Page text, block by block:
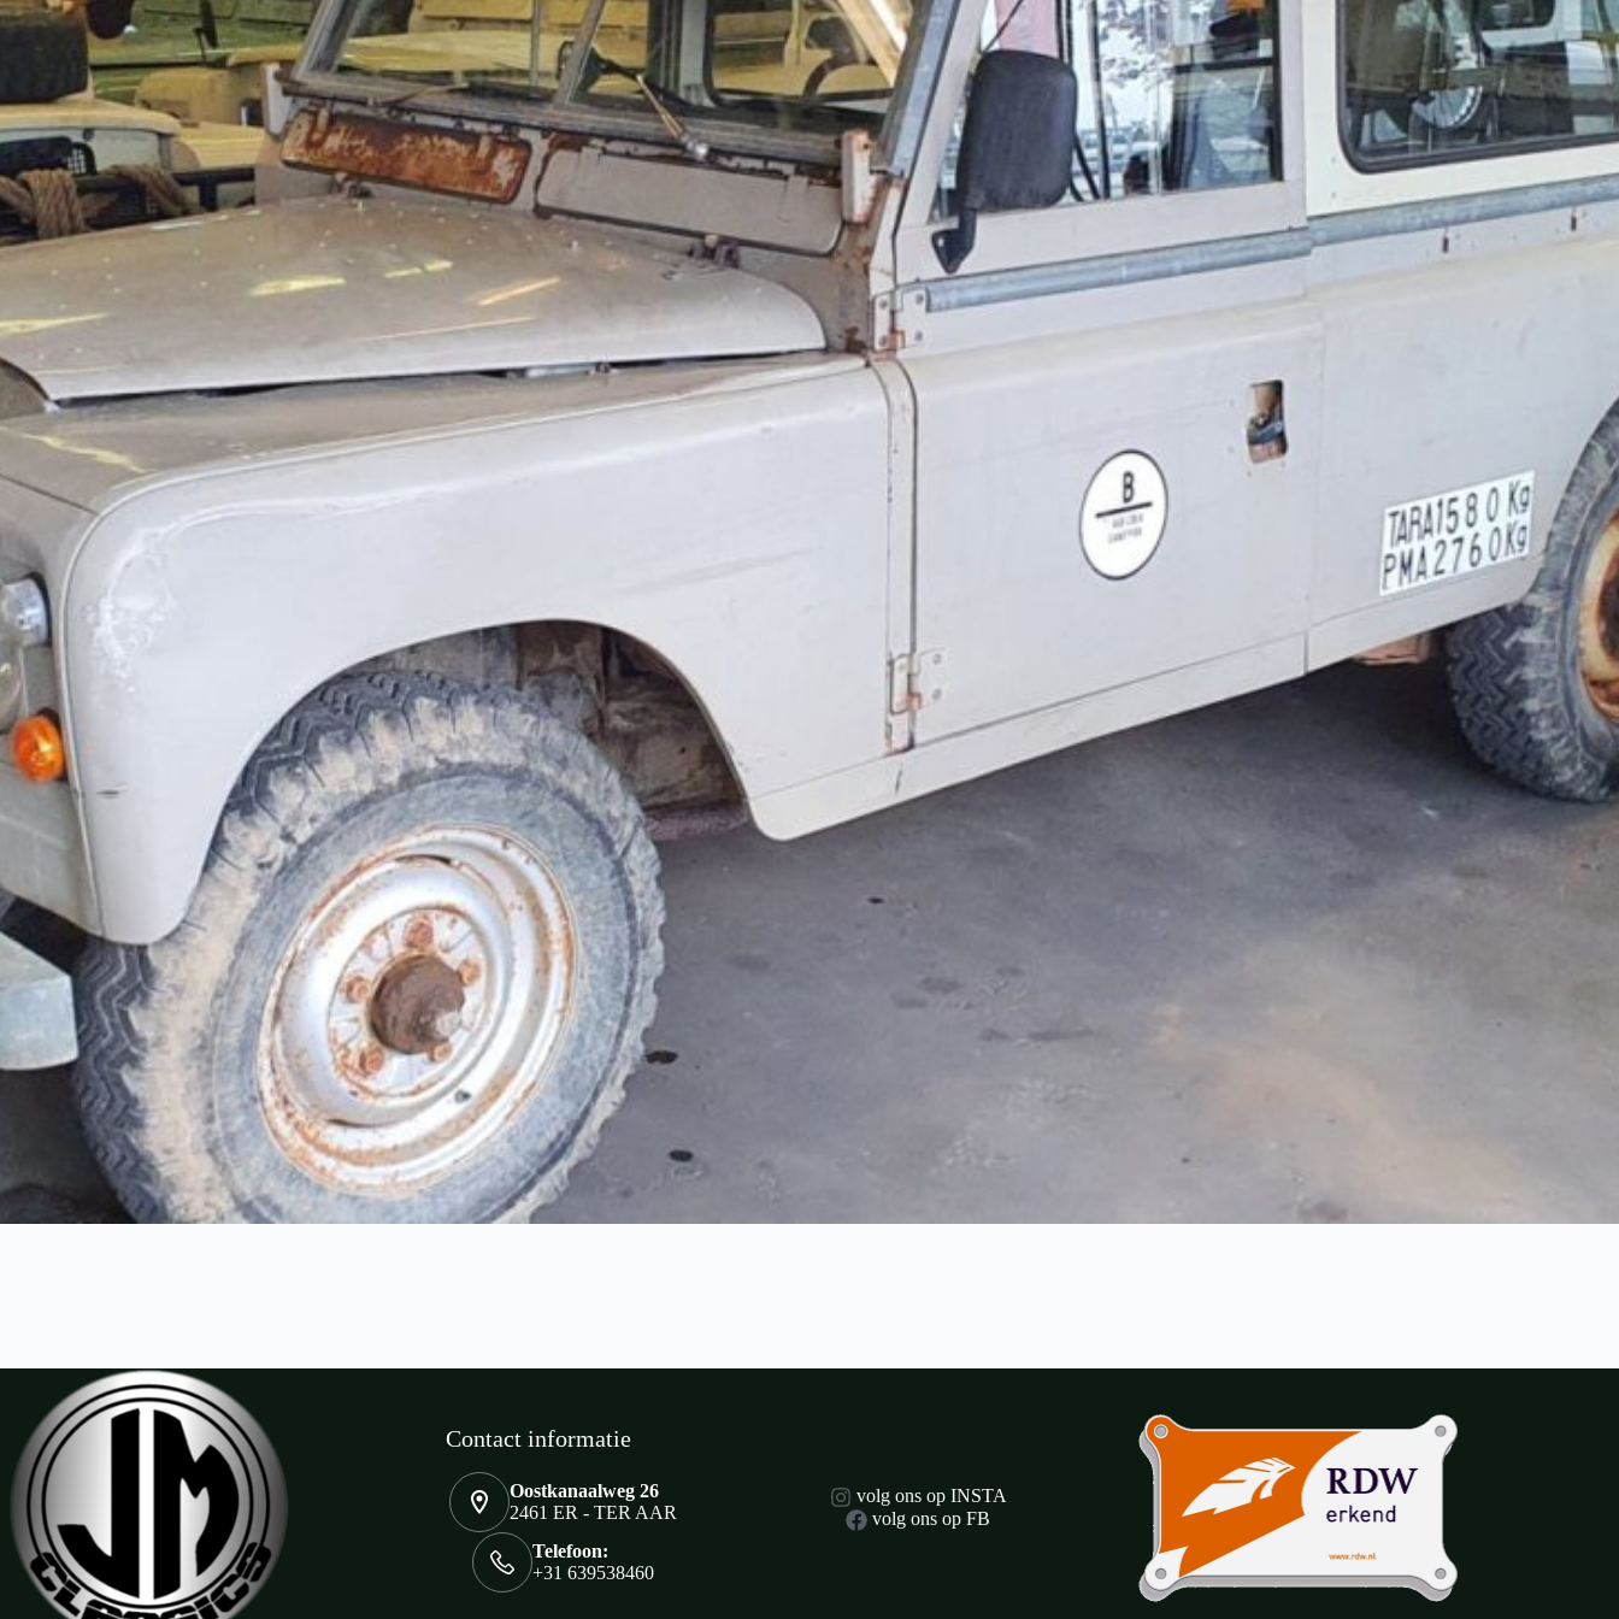
Contact informatie
Oostkanaalweg 26
2461 ER - TER AAR
Telefoon:
+31 639538460
volg ons op INSTA
volg ons op FB